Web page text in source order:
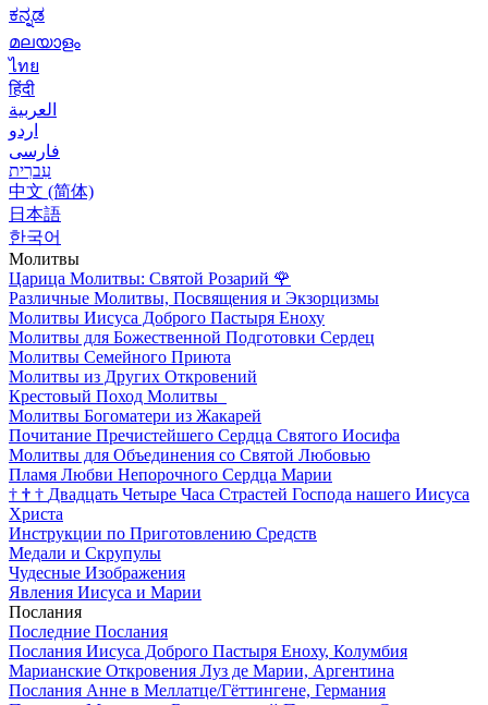
ಕನ್ನಡ
മലയാളം
ไทย
हिंदी
العربية
اردو
فارسی
עִברִית
中文 (简体)
日本語
한국어
Молитвы
Царица Молитвы: Святой Розарий 🌹
Различные Молитвы, Посвящения и Экзорцизмы
Молитвы Иисуса Доброго Пастыря Еноху
Молитвы для Божественной Подготовки Сердец
Молитвы Семейного Приюта
Молитвы из Других Откровений
Крестовый Поход Молитвы
Молитвы Богоматери из Жакарей
Почитание Пречистейшего Сердца Святого Иосифа
Молитвы для Объединения со Святой Любовью
Пламя Любви Непорочного Сердца Марии
† † † Двадцать Четыре Часа Страстей Господа нашего Иисуса
Христа
Инструкции по Приготовлению Средств
Медали и Скрупулы
Чудесные Изображения
Явления Иисуса и Марии
Послания
Последние Послания
Послания Иисуса Доброго Пастыря Еноху, Колумбия
Марианские Откровения Луз де Марии, Аргентина
Послания Анне в Меллатце/Гёттингене, Германия